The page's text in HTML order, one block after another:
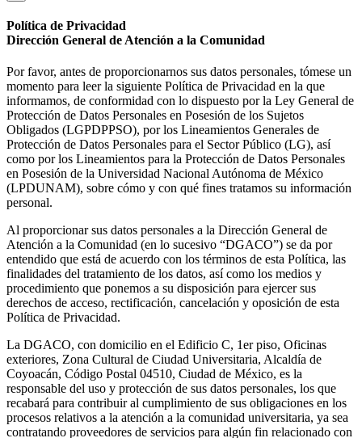
Política de Privacidad
Dirección General de Atención a la Comunidad
Por favor, antes de proporcionarnos sus datos personales, tómese un
momento para leer la siguiente Política de Privacidad en la que
informamos, de conformidad con lo dispuesto por la Ley General de
Protección de Datos Personales en Posesión de los Sujetos
Obligados (LGPDPPSO), por los Lineamientos Generales de
Protección de Datos Personales para el Sector Público (LG), así
como por los Lineamientos para la Protección de Datos Personales
en Posesión de la Universidad Nacional Autónoma de México
(LPDUNAM), sobre cómo y con qué fines tratamos su información
personal.
Al proporcionar sus datos personales a la Dirección General de
Atención a la Comunidad (en lo sucesivo “DGACO”) se da por
entendido que está de acuerdo con los términos de esta Política, las
finalidades del tratamiento de los datos, así como los medios y
procedimiento que ponemos a su disposición para ejercer sus
derechos de acceso, rectificación, cancelación y oposición de esta
Política de Privacidad.
La DGACO, con domicilio en el Edificio C, 1er piso, Oficinas
exteriores, Zona Cultural de Ciudad Universitaria, Alcaldía de
Coyoacán, Código Postal 04510, Ciudad de México, es la
responsable del uso y protección de sus datos personales, los que
recabará para contribuir al cumplimiento de sus obligaciones en los
procesos relativos a la atención a la comunidad universitaria, ya sea
contratando proveedores de servicios para algún fin relacionado con